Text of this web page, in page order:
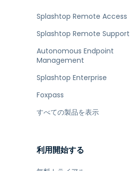
Splashtop Remote Access
Splashtop Remote Support
Autonomous Endpoint
Management
Splashtop Enterprise
Foxpass
すべての製品を表示
利用開始する